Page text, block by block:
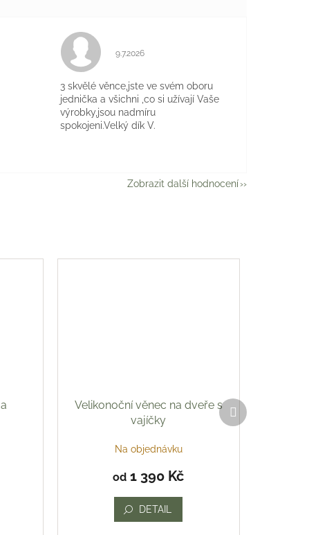
Velikonoční věnec na dveře s
vajíčky
Na objednávku
od 1 390 Kč
DETAIL
Další
produkt
je 5 z 5 hvězdiček.
Hodnocení obchodu je 5 z 5 hvězdiček.
9.7.2026
3 skvělé věnce,jste ve svém oboru
jednička a všichni ,co si užívají Vaše
výrobky,jsou nadmíru
spokojeni.Velký dík V.
Zobrazit další hodnocení